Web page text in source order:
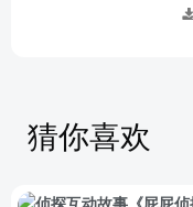
猜你喜欢